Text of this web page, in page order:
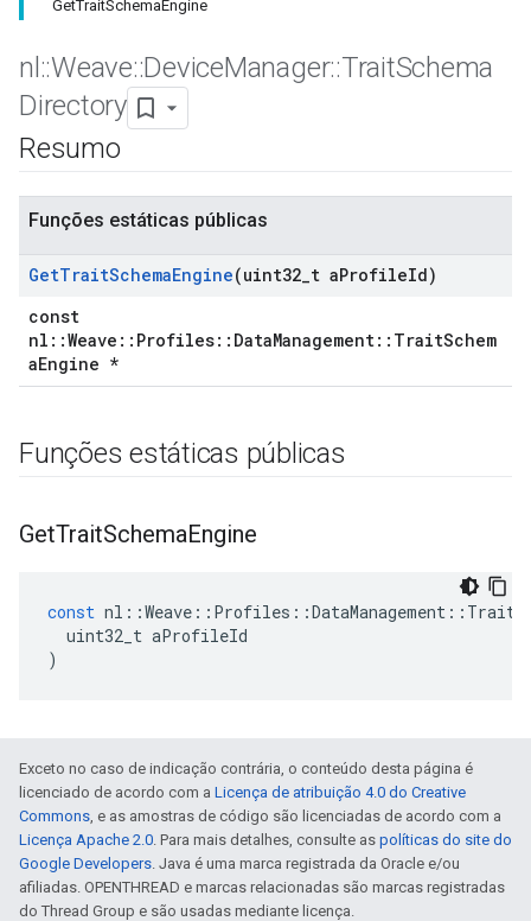
GetTraitSchemaEngine
nl ::Weave::DeviceManager::TraitSchema
Directory
Resumo
Funções estáticas públicas
GetTraitSchemaEngine(uint32 t aProfileId)
const
nl::Weave::Profiles::DataManagement::TraitSchem
aEngine *
Funções estáticas públicas
GetTraitSchemaEngine
const nl ::Weave :: Profiles ::DataManagement ::
uint32_t aProfileId
)
Exceto no caso de indicação contrária, o conteúdo desta página é
licenciado de acordo com a Licença de atribuição 4.0 do Creative
Commons, e as amostras de código são licenciadas de acordo com a
Licença Apache 2.0. Para mais detalhes, consulte as políticas do site do
Google Developers. Java é uma marca registrada da Oracle e/ou
afiliadas. OPENTHREAD e marcas relacionadas são marcas registradas
do Thread Group e são usadas mediante licença.